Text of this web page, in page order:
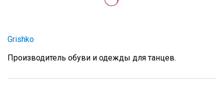
Grishko
Производитель обуви и одежды для танцев.